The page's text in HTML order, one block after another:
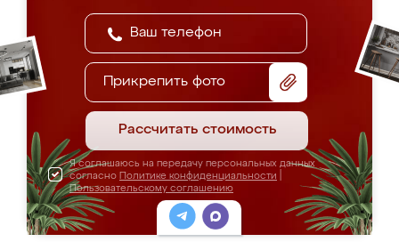
Прикрепить фото
Рассчитать стоимость
Я соглашаюсь на передачу персональных данных
согласно Политике конфиденциальности
Пользовательскому соглашению